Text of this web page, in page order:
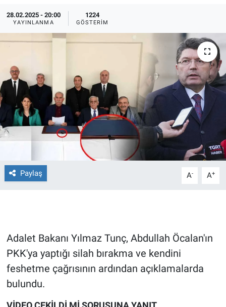
28.02.2025 - 20:00
YAYINLANMA
1224
GÖSTERIM
Paylaş A- A+
Adalet Bakanı Yılmaz Tunç, Abdullah Öcalan'ın
PKK'ya yaptığı silah bırakma ve kendini
feshetme çağrısının ardından açıklamalarda
bulundu.
Eğlence
Forum
Gerçeğin İzinde
Gün Başlıyor
Gün Bitiyor
Günün görüntüsü
Haber